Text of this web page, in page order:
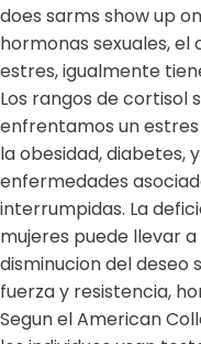
does sarms show up
hormonas sexuales,
estres, igualmente
Los rangos de cortisol
enfrentamos un
la obesidad, diabetes,
enfermedades
interrumpidas. La
mujeres puede llevar
disminucion del deseo
fuerza y resistencia,
Segun el American